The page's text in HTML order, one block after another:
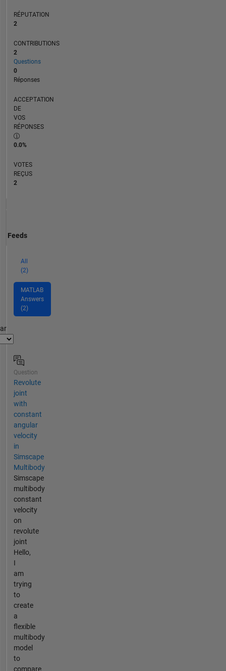
RÉPUTATION
2
CONTRIBUTIONS
2
Questions
0
Réponses
ACCEPTATION
DE
VOS
RÉPONSES
0.0%
VOTES
REÇUS
2
Feeds
All
(2)
MATLAB
Answers
(2)
Question
Revolute
joint
with
constant
angular
velocity
in
Simscape
Multibody
Simscape
multibody
constant
velocity
on
revolute
joint
Hello,
I
am
trying
to
create
a
flexible
multibody
model
to
compare